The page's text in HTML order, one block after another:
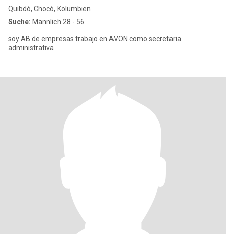
Quibdó, Chocó, Kolumbien
Suche: Männlich 28 - 56
soy AB de empresas trabajo en AVON como secretaria
administrativa